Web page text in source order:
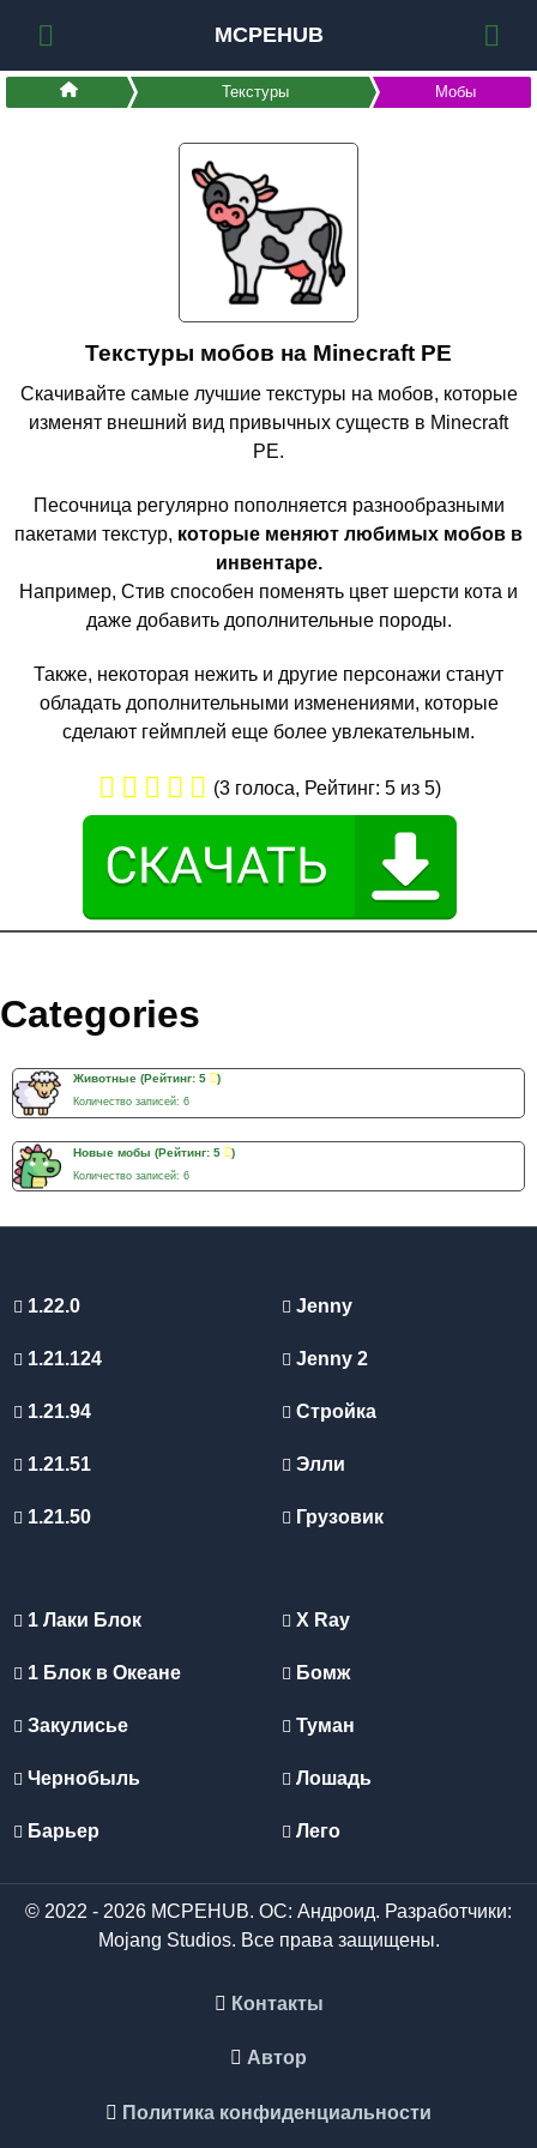
MCPEHUB
Текстуры Мобы
Текстуры мобов на Minecraft PE
Скачивайте самые лучшие текстуры на мобов, которые
изменят внешний вид привычных существ в Minecraft
PE.
Песочница регулярно пополняется разнообразными
пакетами текстур, которые меняют любимых мобов в
инвентаре.
Например, Стив способен поменять цвет шерсти кота и
даже добавить дополнительные породы.
Также, некоторая нежить и другие персонажи станут
обладать дополнительными изменениями, которые
сделают геймплей еще более увлекательным.
(3голоса, Рейтинг: 5из 5)
Categories
Животные (Рейтинг: 5 )
Количество записей: 6
Новые мобы (Рейтинг: 5 )
Количество записей: 6
1.22.0
1.21.124
1.21.94
1.21.51
1.21.50
Jenny
Jenny 2
Стройка
Элли
Грузовик
1 Лаки Блок
1 Блок в Океане
Закулисье
Чернобыль
Барьер
X Ray
Бомж
Туман
Лошадь
Лего
© 2022 - 2026 MCPEHUB. ОС: Андроид. Разработчики:
Mojang Studios. Все права защищены.
Контакты
Автор
Политика конфиденциальности